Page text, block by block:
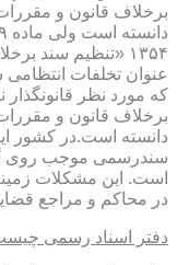
برخلاف قانون و
۱۳۵۴ «تنظیم سند
عنوان تخلفات
که مورد نظر
برخلاف قانون و
دانسته است.در کشور
سندرسمی موجب روی
است. این مشکلات
در محاکم و مراجع
دفتر اسناد رسمی